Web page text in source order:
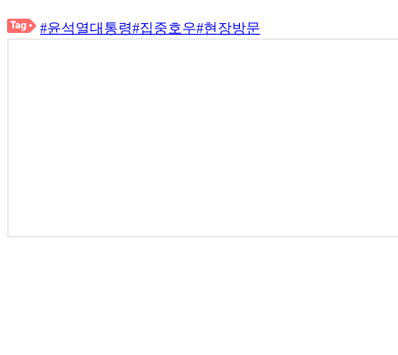
#윤석열대통령#집중호우#현장방문